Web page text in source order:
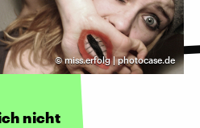
©miss.erfolg | photocase.de
nicht